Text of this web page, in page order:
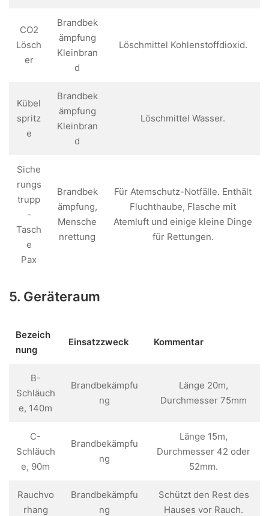
CO2
Lösch
er
Brandbek
ämpfung
Kleinbran
d
Löschmittel Kohlenstoffdioxid.
Kübel
spritz
e
Brandbek
ämpfung
Kleinbran
d
Löschmittel Wasser.
Siche
rungs
trupp
-
Tasch
e
Pax
Brandbek
ämpfung,
Mensche
nrettung
Für Atemschutz-Notfälle. Enthält
Fluchthaube, Flasche mit
Atemluft und einige kleine Dinge
für Rettungen.
5. Geräteraum
Bezeich
nung
Einsatzzweck Kommentar
B-
Schläuch
e, 140m
Brandbekämpfu
ng
Länge 20m,
Durchmesser 75mm
C-
Schläuch
e, 90m
Brandbekämpfu
ng
Länge 15m,
Durchmesser 42 oder
52mm.
Rauchvo
rhang
Brandbekämpfu
ng
Schützt den Rest des
Hauses vor Rauch.